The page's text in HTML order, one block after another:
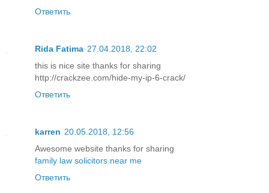
Ответить
Rida Fatima 27.04.2018, 22:02
this is nice site thanks for sharing
http://crackzee.com/hide-my-ip-6-crack/
Ответить
karren 20.05.2018, 12:56
Awesome website thanks for sharing
family law solicitors near me
Ответить